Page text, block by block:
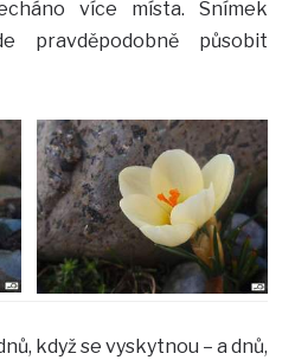
více místa. Snímek
pravděpodobně působit
když se vyskytnou – a dnů,